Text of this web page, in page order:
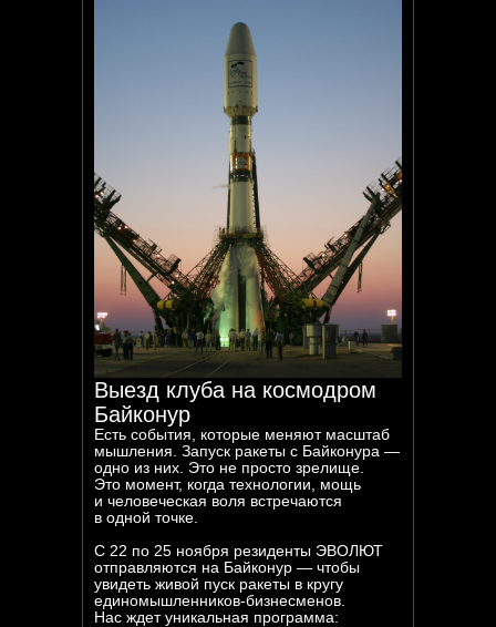
Выезд клуба на космодром
Байконур
Есть события, которые меняют масштаб
мышления. Запуск ракеты с Байконура —
одно из них. Это не просто зрелище.
Это момент, когда технологии, мощь
и человеческая воля встречаются
в одной точке.
С 22 по 25 ноября резиденты ЭВОЛЮТ
отправляются на Байконур — чтобы
увидеть живой пуск ракеты в кругу
единомышленников-бизнесменов.
Нас ждет уникальная программа: